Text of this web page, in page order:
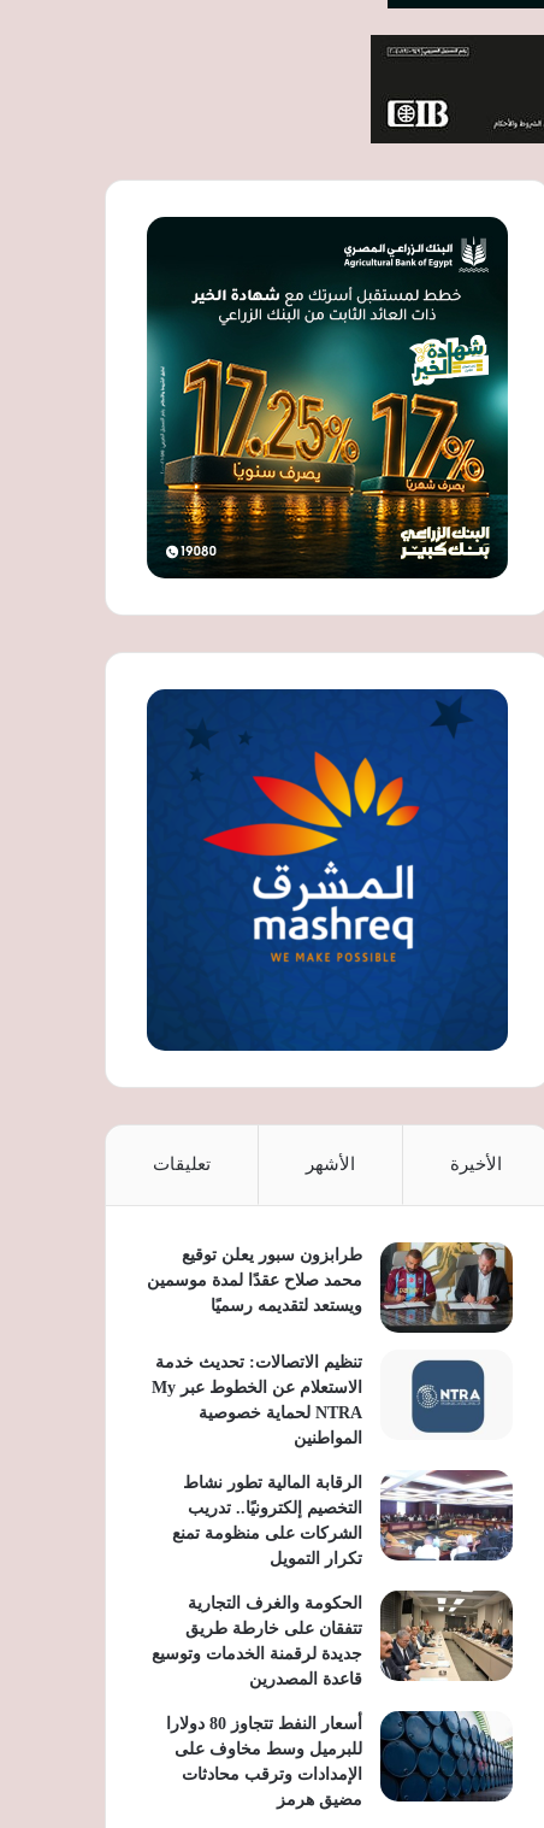
الأخيرة الأشهر تعليقات
طرابزون سبور يعلن توقيع
محمد صلاح عقدًا لمدة موسمين
ويستعد لتقديمه رسميًا
تنظيم الاتصالات: تحديث خدمة
الاستعلام عن الخطوط عبر My
NTRA لحماية خصوصية
المواطنين
الرقابة المالية تطور نشاط
التخصيم إلكترونيًا.. تدريب
الشركات على منظومة تمنع
تكرار التمويل
الحكومة والغرف التجارية
تتفقان على خارطة طريق
جديدة لرقمنة الخدمات وتوسيع
قاعدة المصدرين
أسعار النفط تتجاوز 80 دولارا
للبرميل وسط مخاوف على
الإمدادات وترقب محادثات
مضيق هرمز